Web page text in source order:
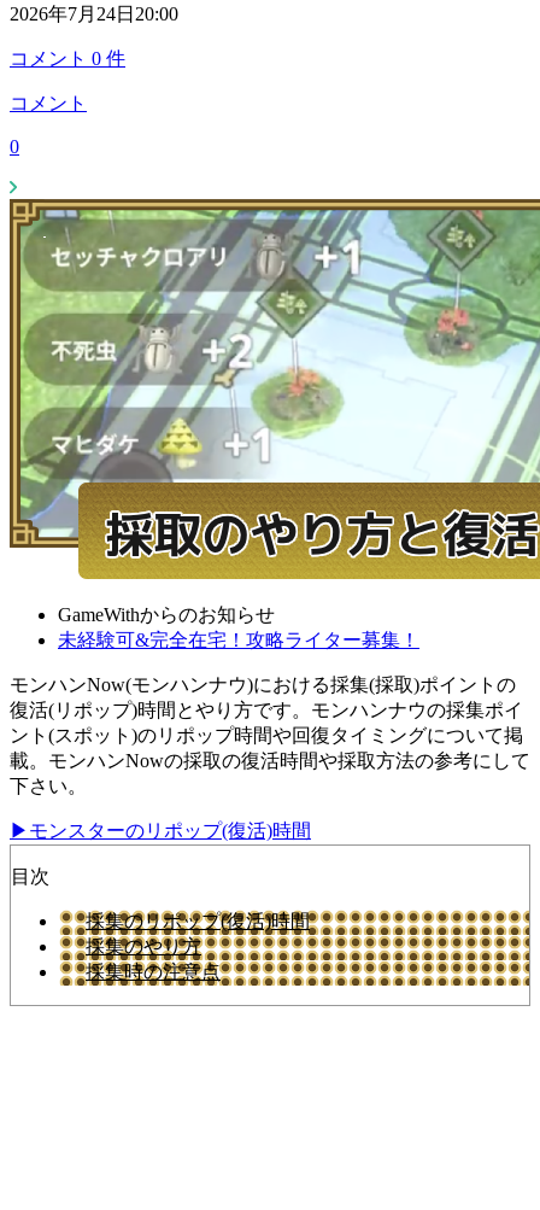
2026年7月24日20:00
コメント 0 件
コメント
0
GameWithからのお知らせ
未経験可&完全在宅！攻略ライター募集！
モンハンNow(モンハンナウ)における採集(採取)ポイントの
復活(リポップ)時間とやり方です。モンハンナウの採集ポイ
ント(スポット)のリポップ時間や回復タイミングについて掲
載。モンハンNowの採取の復活時間や採取方法の参考にして
下さい。
▶︎モンスターのリポップ(復活)時間
目次
採集のリポップ(復活)時間
採集のやり方
採集時の注意点